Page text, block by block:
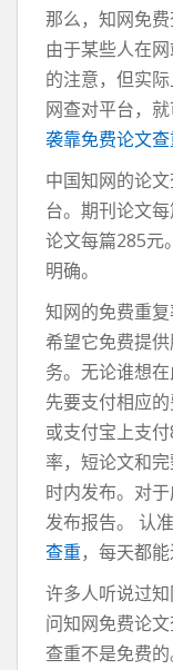
那么，知网免
由于某些人在
的注意，但实
网查对平台，就
袭靠免费论文查
中国知网的论
台。期刊论文
论文每篇285元
明确。
知网的免费重
希望它免费提
务。无论谁想
先要支付相应
或支付宝上支
率，短论文和
时内发布。对
发布报告。 认
查重，每天都
许多人听说过
问知网免费论
查重不是免费